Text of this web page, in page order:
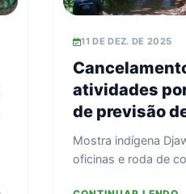
11 DE DEZ. DE 2025
atividades
de previsão
Mostra indígena
oficinas e roda de